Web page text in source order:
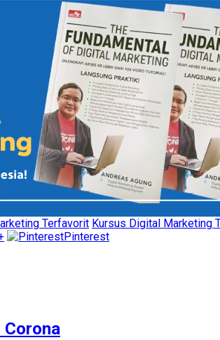
Terfavorit Kursus Digital Marketing
Pinterest